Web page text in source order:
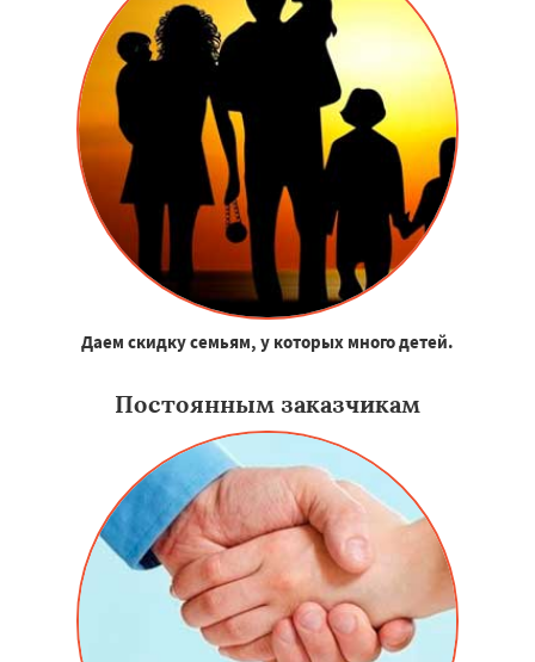
Даем скидку семьям, у которых много детей.
Постоянным заказчикам